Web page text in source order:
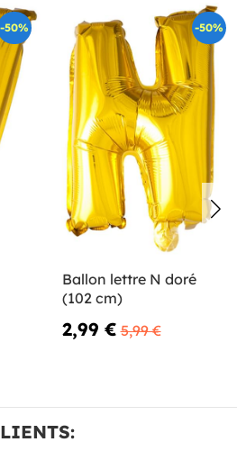
-50% -50%
Ballon lettre N doré
(102 cm)
2,99 € 5,99 €